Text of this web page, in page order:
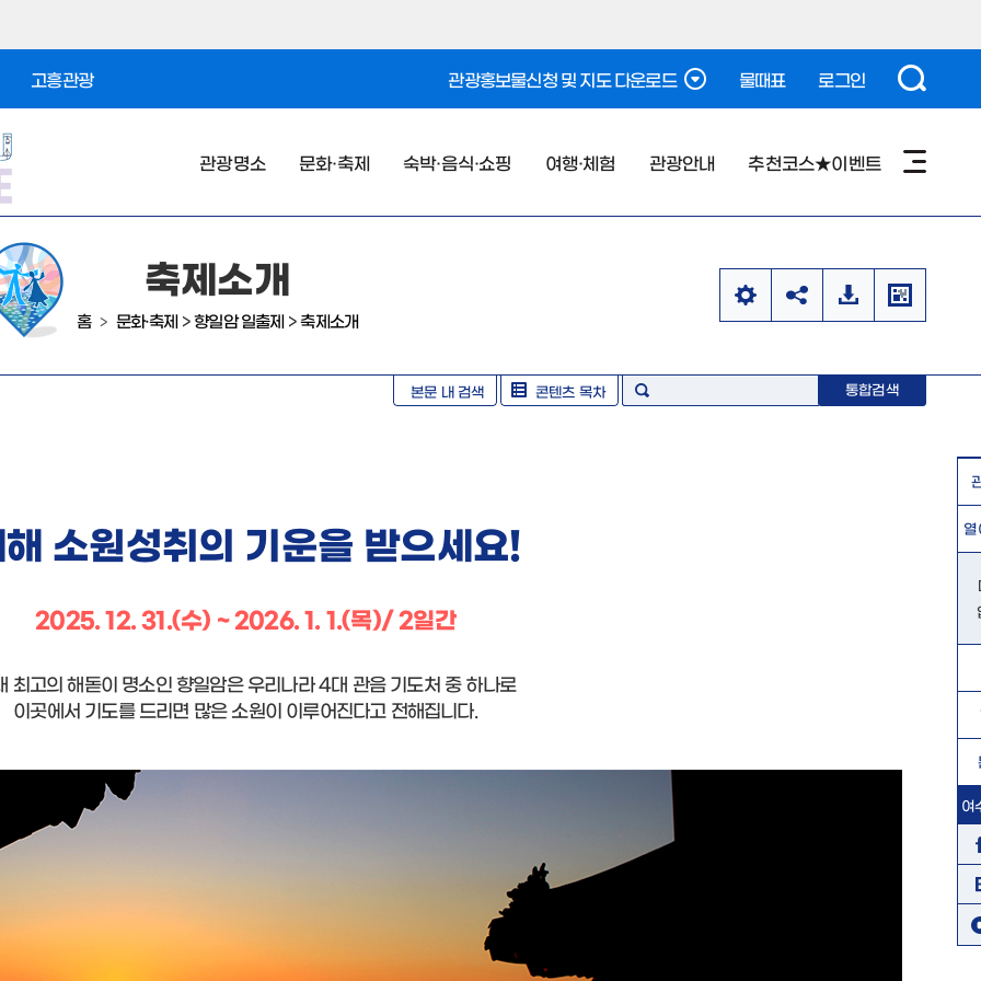
고흥관광 관광홍보물신청 및 지도 다운로드 물때표 로그인
관광명소 문화·축제 숙박·음식·쇼핑 여행·체험 관광안내 추천코스★이벤트
축제소개
홈 > 문화·축제 >향일암 일출제 >축제소개
본문 내 검색 콘텐츠 목차 통합검색
소원성취의 기운을 받으세요!
2025. 12. 31.(수) ~ 2026. 1. 1.(목)/ 2일간
최고의 해돋이 명소인 향일암은 우리나라 4대 관음 기도처 중 하나로
이곳에서 기도를 드리면 많은 소원이 이루어진다고 전해집니다.
열
여